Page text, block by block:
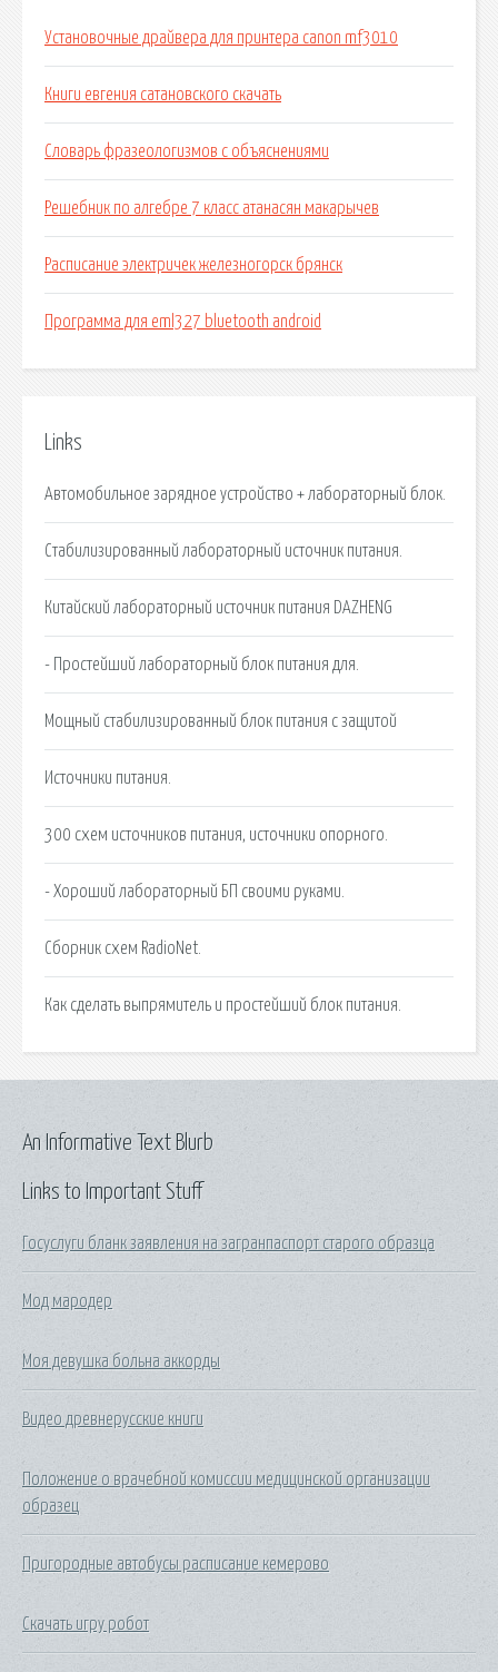
Установочные драйвера для принтера canon mf3010
Книги евгения сатановского скачать
Словарь фразеологизмов с объяснениями
Решебник по алгебре 7 класс атанасян макарычев
Расписание электричек железногорск брянск
Программа для eml327 bluetooth android
Links
Автомобильное зарядное устройство + лабораторный блок.
Стабилизированный лабораторный источник питания.
Китайский лабораторный источник питания DAZHENG
- Простейший лабораторный блок питания для.
Мощный стабилизированный блок питания с защитой
Источники питания.
300 схем источников питания, источники опорного.
- Хороший лабораторный БП своими руками.
Сборник схем RadioNet.
Как сделать выпрямитель и простейший блок питания.
Links to Important Stuff
Госуслуги бланк заявления на загранпаспорт старого образца
Мод мародер
Моя девушка больна аккорды
Видео древнерусские книги
Положение о врачебной комиссии медицинской организации
образец
Пригородные автобусы расписание кемерово
Скачать игру робот
An Informative Text Blurb